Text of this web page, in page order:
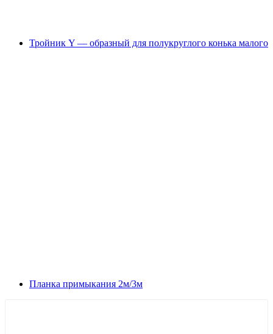
Тройник Y — образный для полукруглого конька малого
Планка примыкания 2м/3м